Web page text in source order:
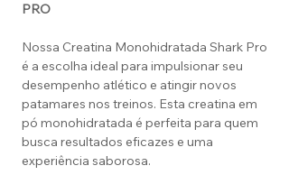
PRO
Nossa Creatina Monohidratada Shark Pro
é a escolha ideal para impulsionar seu
desempenho atlético e atingir novos
patamares nos treinos. Esta creatina em
pó monohidratada é perfeita para quem
busca resultados eficazes e uma
experiência saborosa.